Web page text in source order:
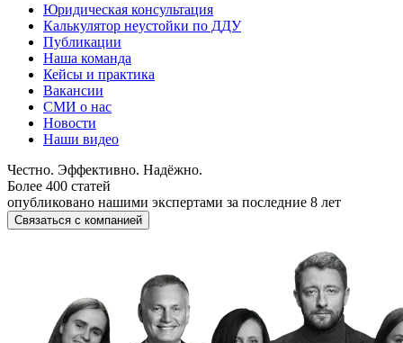
Юридическая консультация
Калькулятор неустойки по ДДУ
Публикации
Наша команда
Кейсы и практика
Вакансии
СМИ о нас
Новости
Наши видео
Честно. Эффективно. Надёжно.
Более 400 статей
опубликовано нашими экспертами за последние 8 лет
Связаться с компанией